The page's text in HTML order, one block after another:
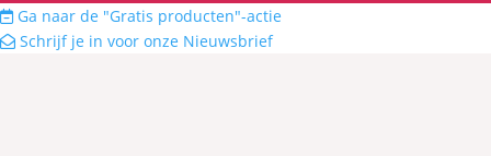
Ga naar de "Gratis producten"-actie
Schrijf je in voor onze Nieuwsbrief